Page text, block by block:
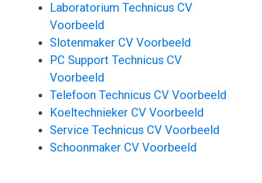
Laboratorium Technicus CV
Voorbeeld
Slotenmaker CV Voorbeeld
PC Support Technicus CV
Voorbeeld
Telefoon Technicus CV Voorbeeld
Koeltechnieker CV Voorbeeld
Service Technicus CV Voorbeeld
Schoonmaker CV Voorbeeld